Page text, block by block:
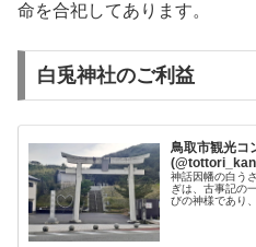
命を合祀してあります。
白兎神社のご利益
鳥取市観光コ
神話因幡の白う
ぎは、古事記の
びの神様であり